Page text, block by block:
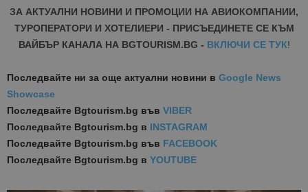
ЗА АКТУАЛНИ НОВИНИ И ПРОМОЦИИ НА АВИОКОМПАНИИ,
ТУРОПЕРАТОРИ И ХОТЕЛИЕРИ - ПРИСЪЕДИНЕТЕ СЕ КЪМ
ВАЙБЪР КАНАЛА НА BGTOURISM.BG - ВКЛЮЧИ СЕ ТУК!
Последвайте ни за още актуални новини в Google News
Showcase
Последвайте Bgtourism.bg във VIBER
Последвайте Bgtourism.bg в INSTAGRAM
Последвайте Bgtourism.bg във FACEBOOK
Последвайте Bgtourism.bg в YOUTUBE